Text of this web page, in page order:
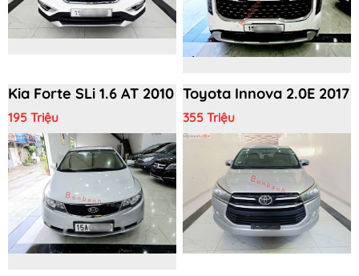
Kia Forte SLi 1.6 AT 2010
195 Triệu
Toyota Innova 2.0E 2017
355 Triệu